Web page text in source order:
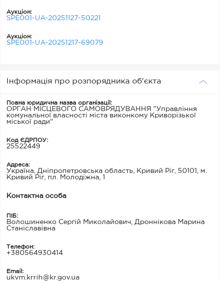
Аукціон:
SPE001-UA-20251127-50221
Аукціон:
SPE001-UA-20251217-69079
Інформація про розпорядника об'єкта
Повна юридична назва організації:
ОРГАН МІСЦЕВОГО САМОВРЯДУВАННЯ "Управління
комунальної власності міста виконкому Криворізької
міської ради"
Код ЄДРПОУ:
25522449
Адреса:
Україна, Дніпропетровська область, Кривий Ріг, 50101, м.
Кривий Ріг, пл. Молодіжна, 1
Контактна особа
ПІБ:
Волошиненко Сергій Миколайович, Дроннікова Марина
Станіславівна
Телефон:
+380564930414
Email:
ukvm.krrih@kr.gov.ua